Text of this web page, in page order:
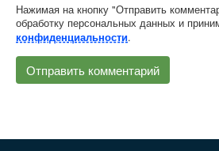
Нажимая на кнопку "Отправить
обработку персональных данных и
конфиденциальности.